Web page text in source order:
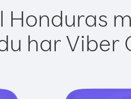
Honduras
har Viber